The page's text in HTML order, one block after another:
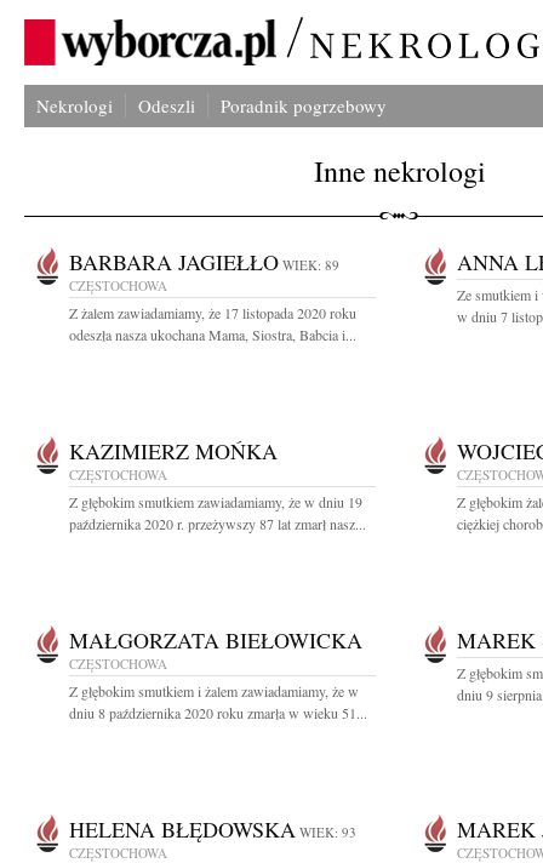
Nekrologi Odeszli Poradnik pogrzebowy
Inne nekrologi
BARBARA JAGIEŁŁO WIEK: 89
CZĘSTOCHOWA
Z żalem zawiadamiamy, że 17 listopada 2020 roku
odeszła nasza ukochana Mama, Siostra, Babcia i...
ANNA
Ze smutkiem i
w dniu 7
KAZIMIERZ MOŃKA
CZĘSTOCHOWA
Z głębokim smutkiem zawiadamiamy, że w dniu 19
października 2020 r. przeżywszy 87 lat zmarł nasz...
Z głębokim
ciężkiej
MAŁGORZATA BIEŁOWICKA
CZĘSTOCHOWA
Z głębokim smutkiem i żalem zawiadamiamy, że w
dniu 8 października 2020 roku zmarła w wieku 51...
MAREK
Z głębokim
dniu 9
HELENA BŁĘDOWSKA WIEK: 93
CZĘSTOCHOWA
MAREK